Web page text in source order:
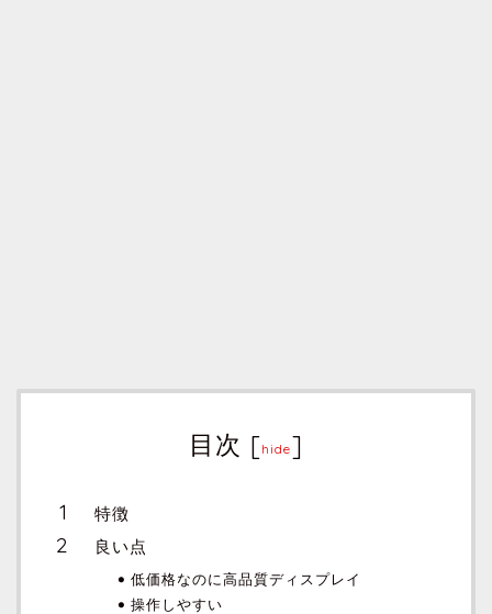
目次 [hide]
特徴
良い点
低価格なのに高品質ディスプレイ
操作しやすい